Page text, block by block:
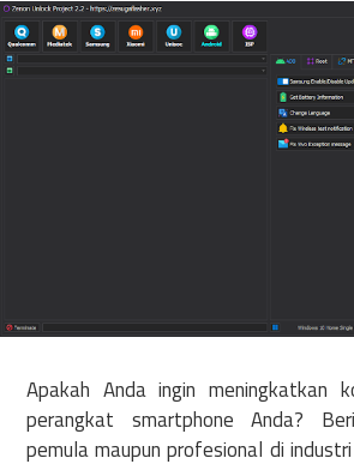
Apakah Anda ingin meningkatkan
perangkat smartphone Anda?
pemula maupun profesional di